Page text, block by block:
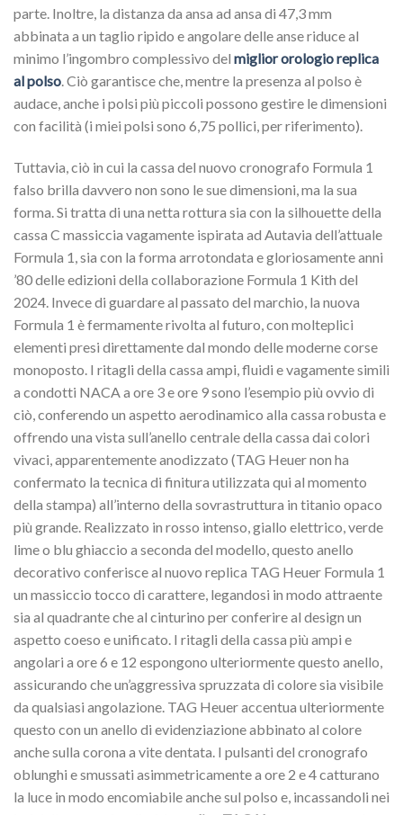
parte. Inoltre, la distanza da ansa ad ansa di 47,3 mm
abbinata a un taglio ripido e angolare delle anse riduce al
minimo l’ingombro complessivo del miglior orologio replica
al polso. Ciò garantisce che, mentre la presenza al polso è
audace, anche i polsi più piccoli possono gestire le dimensioni
con facilità (i miei polsi sono 6,75 pollici, per riferimento).
Tuttavia, ciò in cui la cassa del nuovo cronografo Formula 1
falso brilla davvero non sono le sue dimensioni, ma la sua
forma. Si tratta di una netta rottura sia con la silhouette della
cassa C massiccia vagamente ispirata ad Autavia dell’attuale
Formula 1, sia con la forma arrotondata e gloriosamente anni
’80 delle edizioni della collaborazione Formula 1 Kith del
2024. Invece di guardare al passato del marchio, la nuova
Formula 1 è fermamente rivolta al futuro, con molteplici
elementi presi direttamente dal mondo delle moderne corse
monoposto. I ritagli della cassa ampi, fluidi e vagamente simili
a condotti NACA a ore 3 e ore 9 sono l’esempio più ovvio di
ciò, conferendo un aspetto aerodinamico alla cassa robusta e
offrendo una vista sull’anello centrale della cassa dai colori
vivaci, apparentemente anodizzato (TAG Heuer non ha
confermato la tecnica di finitura utilizzata qui al momento
della stampa) all’interno della sovrastruttura in titanio opaco
più grande. Realizzato in rosso intenso, giallo elettrico, verde
lime o blu ghiaccio a seconda del modello, questo anello
decorativo conferisce al nuovo replica TAG Heuer Formula 1
un massiccio tocco di carattere, legandosi in modo attraente
sia al quadrante che al cinturino per conferire al design un
aspetto coeso e unificato. I ritagli della cassa più ampi e
angolari a ore 6 e 12 espongono ulteriormente questo anello,
assicurando che un’aggressiva spruzzata di colore sia visibile
da qualsiasi angolazione. TAG Heuer accentua ulteriormente
questo con un anello di evidenziazione abbinato al colore
anche sulla corona a vite dentata. I pulsanti del cronografo
oblunghi e smussati asimmetricamente a ore 2 e 4 catturano
la luce in modo encomiabile anche sul polso e, incassandoli nei